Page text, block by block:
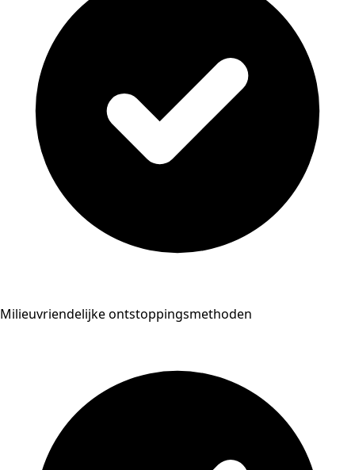
Milieuvriendelijke ontstoppingsmethoden